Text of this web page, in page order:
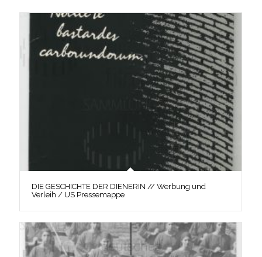
DIE GESCHICHTE DER DIENERIN // Werbung und
Verleih / US Pressemappe